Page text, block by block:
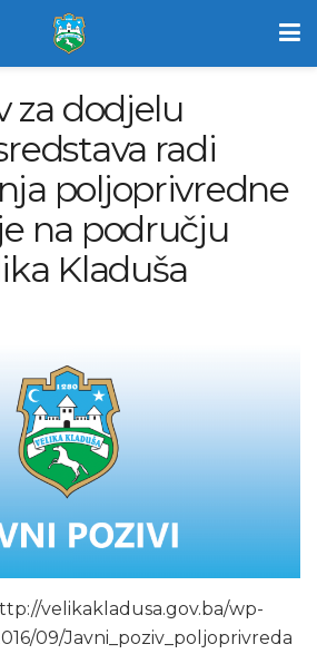
za dodjelu
radi
poljoprivredne
na području
Kladuša
velikakladusa.gov.ba/wp-
09/Javni_poziv_poljoprivreda